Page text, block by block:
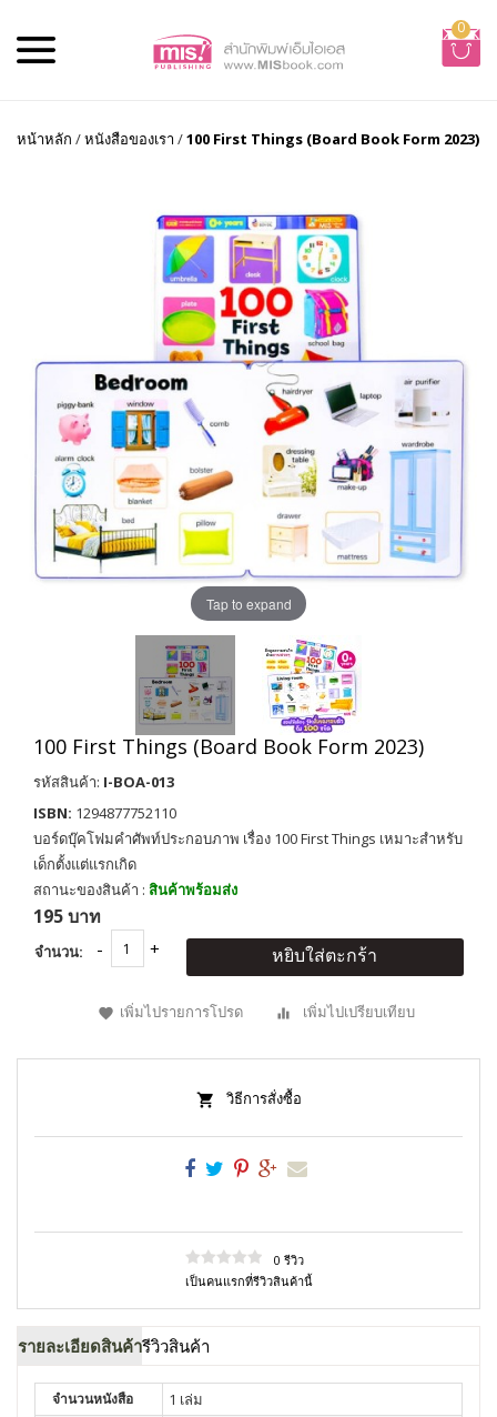
0
หน้าหลัก /หนังสือของเรา /100 First Things (Board Book Form 2023)
Tap to expand
100 First Things (Board Book Form 2023)
รหัสสินค้า: I-BOA-013
ISBN: 1294877752110
บอร์ดบุ๊คโฟมคำศัพท์ประกอบภาพ เรื่อง 100 First Things เหมาะสำหรับ
เด็กตั้งแต่แรกเกิด
สถานะของสินค้า : สินค้าพร้อมส่ง
195 บาท
จำนวน: หยิบใส่ตะกร้า
เพิ่มไปรายการโปรด เพิ่มไปเปรียบเทียบ
วิธีการสั่งซื้อ
0 รีวิว
เป็นคนแรกที่รีวิวสินค้านี้
รายละเอียดสินค้ารีวิวสินค้า
จำนวนหนังสือ 1 เล่ม